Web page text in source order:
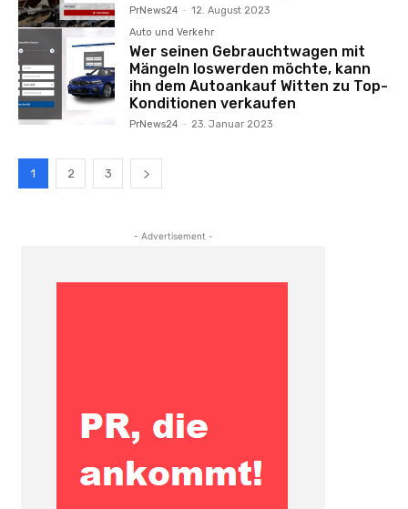
PrNews24 - 12. August 2023
Auto und Verkehr
Wer seinen Gebrauchtwagen mit
Mängeln loswerden möchte, kann
ihn dem Autoankauf Witten zu Top-
Konditionen verkaufen
PrNews24 - 23. Januar 2023
1 2 3
- Advertisement -